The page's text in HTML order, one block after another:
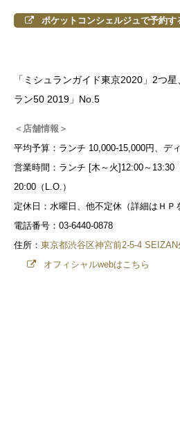
ポケットコンシェルジュで予約す
「ミシュランガイド東京2020」2つ
ラン50 2019」No.5
＜店舗情報＞
平均予算：ランチ 10,000-15,000円、デ
営業時間：ランチ [木～火]12:00～13:30
20:00（L.O.）
定休日：水曜日、他不定休（詳細はＨＰ
電話番号：03-6440-0878
住所： 東京都渋谷区神宮前2-5-4
オフィシャルwebはこちら